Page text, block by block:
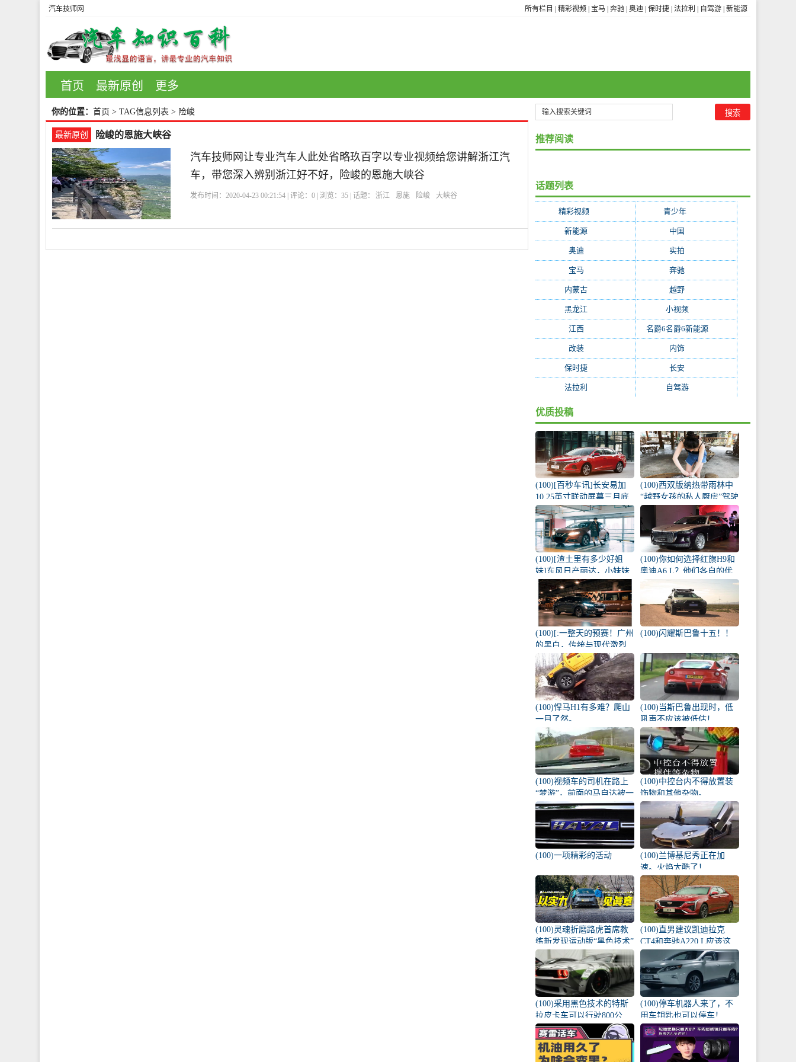
所有栏目 精彩视频 宝马 奔驰 奥迪 保时捷 法拉利 自驾游 新能源
汽车技师网
首页 最新原创 更多
你的位置： 首页 > TAG信息列表 > 险峻
最新原创 险峻的恩施大峡谷
汽车技师网让专业汽车人此处省略玖百字以专业视频给您讲解浙江汽
车，带您深入辨别浙江好不好，险峻的恩施大峡谷
发布时间：2020-04-23 00:21:54 | 评论：0 | 浏览：35 | 话题： 浙江 恩施 险峻 大峡谷
推荐阅读
话题列表
精彩视频 青少年
新能源 中国
奥迪 实拍
宝马 奔驰
内蒙古 越野
黑龙江 小视频(171)
江西(170) 名爵6名爵6新能源(168)
改装(162) 内饰
保时捷 长安
法拉利 自驾游(112)
优质投稿
(100)[百秒车讯]长安易加
10.25英寸联动屏幕三月底
推出
(100)西双版纳热带雨林中
“越野女孩的私人厨房”驾驶
宝窝BX5
(100)[渣土里有多少好姐
妹]东风日产丽达，小妹妹
雨天的爱侣
(100)你如何选择红旗H9和
奥迪A6 L？他们各自的优
(100)[:一整天的预赛！广州
的黑白，传统与现代激烈
碰撞！
(100)闪耀斯巴鲁十五！！
(100)悍马H1有多难？爬山
一目了然。
(100)当斯巴鲁出现时，低
吼声不应该被低估！
(100)视频车的司机在路上
“梦游”，前面的马自达被一
棵幼苗撞了！
(100)中控台内不得放置装
饰物和其他杂物。
(100)一项精彩的活动
(100)兰博基尼秀正在加
速。火焰太酷了！
(100)灵魂折磨路虎首席教
练新发现运动版“黑色技术”
牛？
(100)直男建议凯迪拉克
CT4和奔驰A220 L应该这
样选择！
(100)采用黑色技术的特斯
拉皮卡车可以行驶800公
里！
(100)停车机器人来了，不
用车钥匙也可以停车！